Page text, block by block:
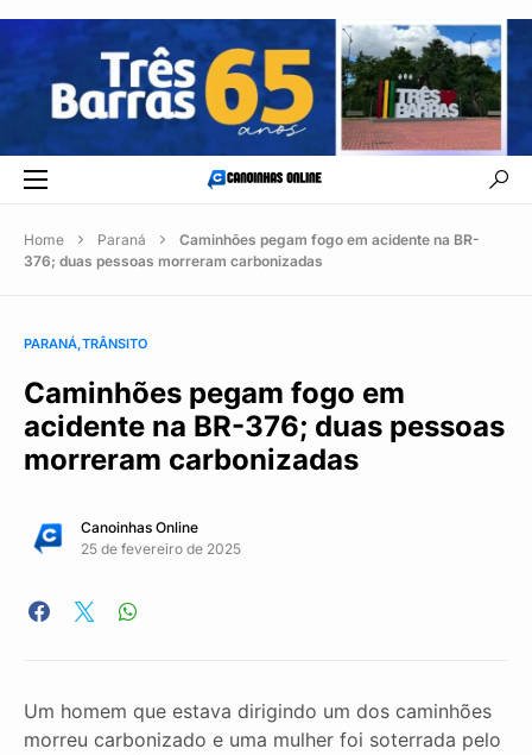
Home Paraná
Caminhões pegam fogo em acidente na BR-
376; duas pessoas morreram carbonizadas
PARANÁ TRÂNSITO
Caminhões pegam fogo em
acidente na BR-376; duas pessoas
morreram carbonizadas
Canoinhas Online
25 de fevereiro de 2025
Um homem que estava dirigindo um dos caminhões
morreu carbonizado e uma mulher foi soterrada pelo